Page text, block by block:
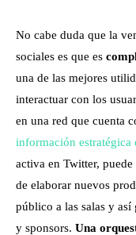
No cabe duda que la
sociales es que es
una de las mejores
interactuar con los
en una red que cuenta
información estratégica
activa en Twitter,
de elaborar nuevos
público a las salas y
y sponsors. Una